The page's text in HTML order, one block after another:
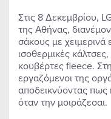
Στις 8 Δεκεμβρίου,
της Αθήνας,
σάκους με χειμερινά
ισοθερμικές
κουβέρτες fleece.
εργαζόμενοι της
αποδεικνύοντας πως
όταν την μοιράζεσαι.